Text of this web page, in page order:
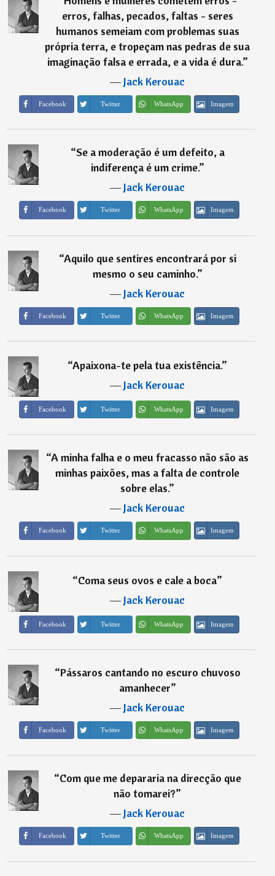
erros, falhas, pecados, faltas - seres
humanos semeiam com problemas suas
própria terra, e tropeçam nas pedras de sua
imaginação falsa e errada, e a vida é dura.”
―Jack Kerouac
Facebook Twitter WhatsApp Imagem
“Se a moderação é um defeito, a
indiferença é um crime.”
―Jack Kerouac
Facebook Twitter WhatsApp Imagem
“Aquilo que sentires encontrará por si
mesmo o seu caminho.”
―Jack Kerouac
Facebook Twitter WhatsApp Imagem
“Apaixona-te pela tua existência.”
―Jack Kerouac
Facebook Twitter WhatsApp Imagem
“A minha falha e o meu fracasso não são as
minhas paixões, mas a falta de controle
sobre elas.”
―Jack Kerouac
Facebook Twitter WhatsApp Imagem
“Coma seus ovos e cale a boca”
―Jack Kerouac
Facebook Twitter WhatsApp Imagem
“Pássaros cantando no escuro chuvoso
amanhecer”
―Jack Kerouac
Facebook Twitter WhatsApp Imagem
“Com que me depararia na direcção que
não tomarei?”
―Jack Kerouac
Facebook Twitter WhatsApp Imagem